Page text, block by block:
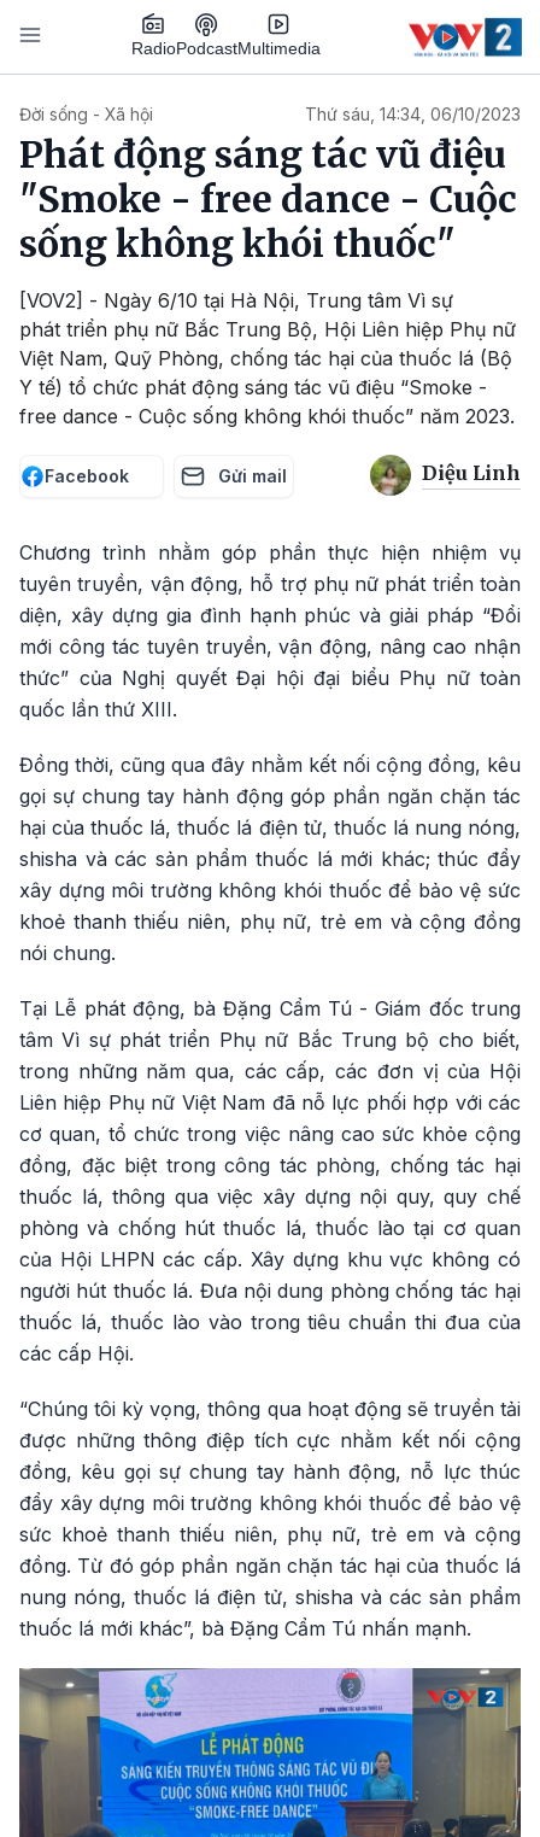
Nhảy đến nội dung
RadioPodcastMultimedia
Đời sống - Xã hội Thứ sáu, 14:34, 06/10/2023
Phát động sáng tác vũ điệu
"Smoke - free dance - Cuộc
sống không khói thuốc"
[VOV2] - Ngày 6/10 tại Hà Nội, Trung tâm Vì sự
phát triển phụ nữ Bắc Trung Bộ, Hội Liên hiệp Phụ nữ
Việt Nam, Quỹ Phòng, chống tác hại của thuốc lá (Bộ
Y tế) tổ chức phát động sáng tác vũ điệu “Smoke -
free dance - Cuộc sống không khói thuốc” năm 2023.
Facebook Gửi mail Diệu Linh
Chương trình nhằm góp phần thực hiện nhiệm vụ
tuyên truyền, vận động, hỗ trợ phụ nữ phát triển toàn
diện, xây dựng gia đình hạnh phúc và giải pháp “Đổi
mới công tác tuyên truyền, vận động, nâng cao nhận
thức” của Nghị quyết Đại hội đại biểu Phụ nữ toàn
quốc lần thứ XIII.
Đồng thời, cũng qua đây nhằm kết nối cộng đồng, kêu
gọi sự chung tay hành động góp phần ngăn chặn tác
hại của thuốc lá, thuốc lá điện tử, thuốc lá nung nóng,
shisha và các sản phẩm thuốc lá mới khác; thúc đẩy
xây dựng môi trường không khói thuốc để bảo vệ sức
khoẻ thanh thiếu niên, phụ nữ, trẻ em và cộng đồng
nói chung.
Tại Lễ phát động, bà Đặng Cẩm Tú - Giám đốc trung
tâm Vì sự phát triển Phụ nữ Bắc Trung bộ cho biết,
trong những năm qua, các cấp, các đơn vị của Hội
Liên hiệp Phụ nữ Việt Nam đã nỗ lực phối hợp với các
cơ quan, tổ chức trong việc nâng cao sức khỏe cộng
đồng, đặc biệt trong công tác phòng, chống tác hại
thuốc lá, thông qua việc xây dựng nội quy, quy chế
phòng và chống hút thuốc lá, thuốc lào tại cơ quan
của Hội LHPN các cấp. Xây dựng khu vực không có
người hút thuốc lá. Đưa nội dung phòng chống tác hại
thuốc lá, thuốc lào vào trong tiêu chuẩn thi đua của
các cấp Hội.
“Chúng tôi kỳ vọng, thông qua hoạt động sẽ truyền tải
được những thông điệp tích cực nhằm kết nối cộng
đồng, kêu gọi sự chung tay hành động, nỗ lực thúc
đẩy xây dựng môi trường không khói thuốc để bảo vệ
sức khoẻ thanh thiếu niên, phụ nữ, trẻ em và cộng
đồng. Từ đó góp phần ngăn chặn tác hại của thuốc lá
nung nóng, thuốc lá điện tử, shisha và các sản phẩm
thuốc lá mới khác”, bà Đặng Cẩm Tú nhấn mạnh.